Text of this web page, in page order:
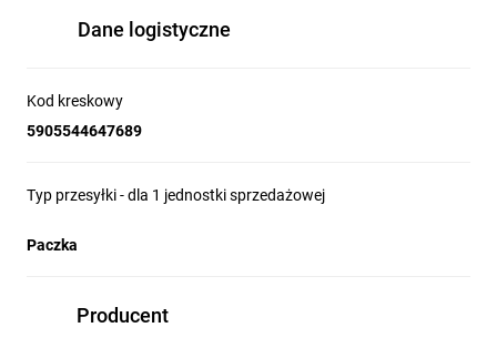
Dane logistyczne
Kod kreskowy
5905544647689
Typ przesyłki - dla 1 jednostki sprzedażowej
Paczka
Producent